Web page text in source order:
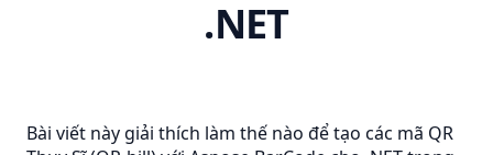
.NET
Bài viết này giải thích làm thế nào để tạo các mã QR